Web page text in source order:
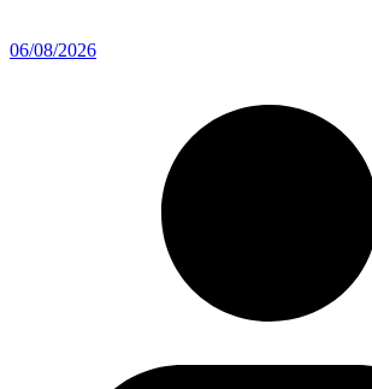
06/08/2026